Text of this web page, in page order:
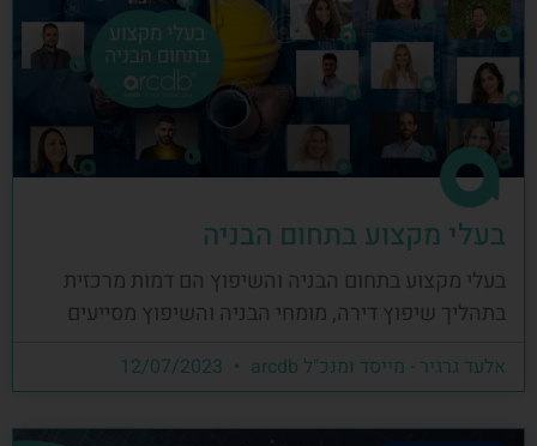
בעלי מקצוע בתחום הבניה
בעלי מקצוע בתחום הבניה והשיפוץ הם דמות מרכזית
בתהליך שיפוץ דירה, מומחי הבניה והשיפוץ מסייעים
אלעד גרגיר - מייסד ומנכ"ל arcdb